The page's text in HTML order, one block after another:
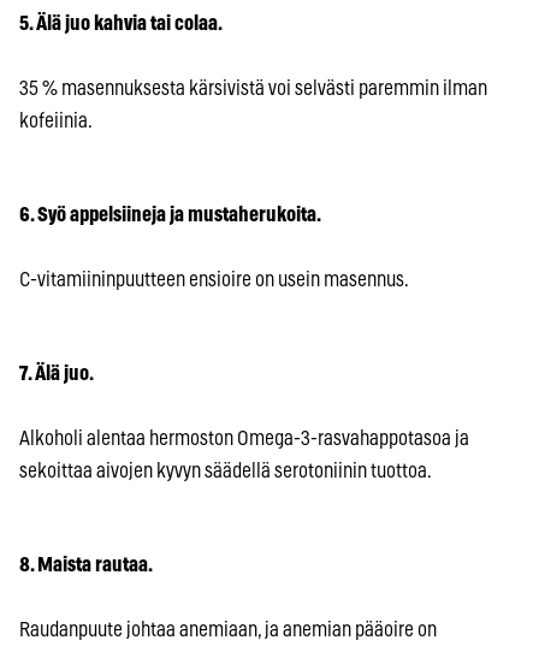
5. Älä juo kahvia tai colaa.
35 % masennuksesta kärsivistä voi selvästi paremmin ilman
kofeiinia.
6. Syö appelsiineja ja mustaherukoita.
C-vitamiininpuutteen ensioire on usein masennus.
7. Älä juo.
Alkoholi alentaa hermoston Omega-3-rasvahappotasoa ja
sekoittaa aivojen kyvyn säädellä serotoniinin tuottoa.
8. Maista rautaa.
Raudanpuute johtaa anemiaan, ja anemian pääoire on